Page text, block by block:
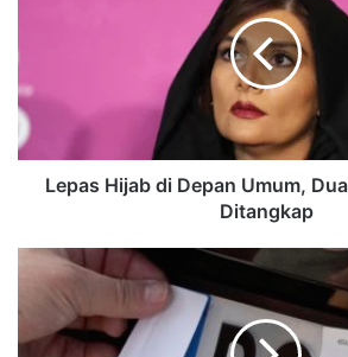
Lepas Hijab di Depan Umum,
Ditangkap